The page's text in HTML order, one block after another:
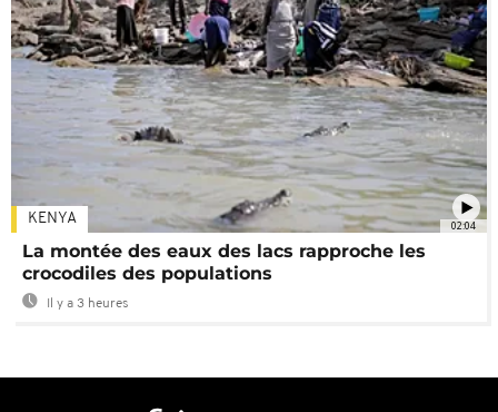
02:04
KENYA
La montée des eaux des lacs rapproche les
crocodiles des populations
Il y a 3 heures